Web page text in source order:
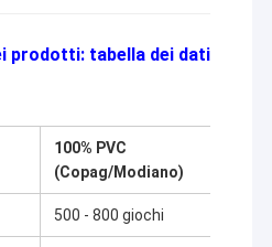
prodotti: tabella dei dati
100% PVC
(Copag/Modiano)
500 - 800 giochi